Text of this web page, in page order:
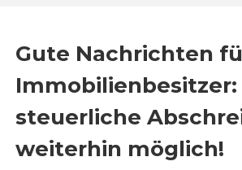
Gute Nachrichten
Immobilienbesitzer:
steuerliche
weiterhin möglich!